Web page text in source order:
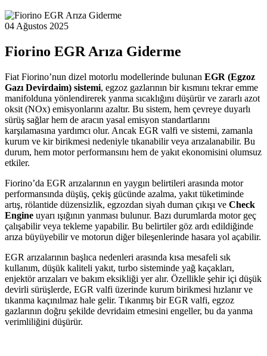
04 Ağustos 2025
Fiorino EGR Arıza Giderme
Fiat Fiorino’nun dizel motorlu modellerinde bulunan EGR (Egzoz
Gazı Devirdaim) sistemi, egzoz gazlarının bir kısmını tekrar emme
manifolduna yönlendirerek yanma sıcaklığını düşürür ve zararlı azot
oksit (NOx) emisyonlarını azaltır. Bu sistem, hem çevreye duyarlı
sürüş sağlar hem de aracın yasal emisyon standartlarını
karşılamasına yardımcı olur. Ancak EGR valfi ve sistemi, zamanla
kurum ve kir birikmesi nedeniyle tıkanabilir veya arızalanabilir. Bu
durum, hem motor performansını hem de yakıt ekonomisini olumsuz
etkiler.
Fiorino’da EGR arızalarının en yaygın belirtileri arasında motor
performansında düşüş, çekiş gücünde azalma, yakıt tüketiminde
artış, rölantide düzensizlik, egzozdan siyah duman çıkışı ve Check
Engine uyarı ışığının yanması bulunur. Bazı durumlarda motor geç
çalışabilir veya tekleme yapabilir. Bu belirtiler göz ardı edildiğinde
arıza büyüyebilir ve motorun diğer bileşenlerinde hasara yol açabilir.
EGR arızalarının başlıca nedenleri arasında kısa mesafeli sık
kullanım, düşük kaliteli yakıt, turbo sisteminde yağ kaçakları,
enjektör arızaları ve bakım eksikliği yer alır. Özellikle şehir içi düşük
devirli sürüşlerde, EGR valfi üzerinde kurum birikmesi hızlanır ve
tıkanma kaçınılmaz hale gelir. Tıkanmış bir EGR valfi, egzoz
gazlarının doğru şekilde devridaim etmesini engeller, bu da yanma
verimliliğini düşürür.